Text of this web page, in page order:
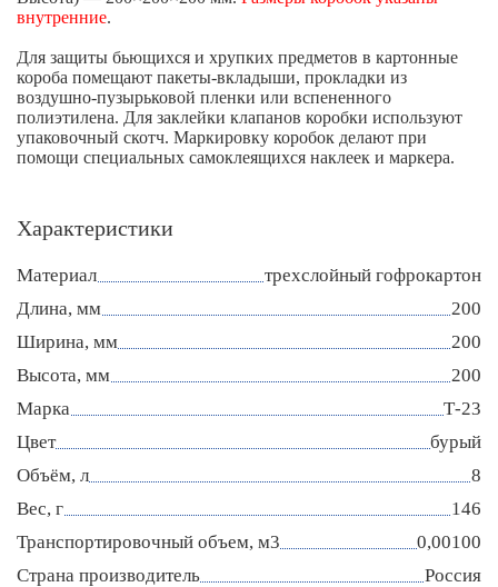
внутренние.
Для защиты бьющихся и хрупких предметов в картонные
короба помещают пакеты-вкладыши, прокладки из
воздушно-пузырьковой пленки или вспененного
полиэтилена. Для заклейки клапанов коробки используют
упаковочный скотч. Маркировку коробок делают при
помощи специальных самоклеящихся наклеек и маркера.
Характеристики
Материал
трехслойный гофрокартон
Длина, мм
200
Ширина, мм
200
Высота, мм
200
Марка
Т-23
Цвет
бурый
Объём, л
8
Вес, г
146
Транспортировочный объем, м3
0,00100
Страна производитель
Россия